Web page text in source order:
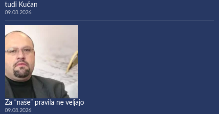
tudi Kučan
09.08.2026
Za “naše” pravila ne veljajo
09.08.2026